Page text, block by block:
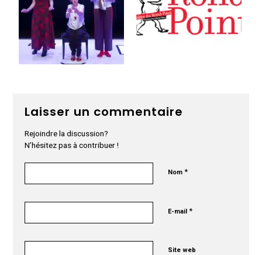
Laisser un commentaire
Rejoindre la discussion?
N’hésitez pas à contribuer !
Nom*
E-mail*
Site web